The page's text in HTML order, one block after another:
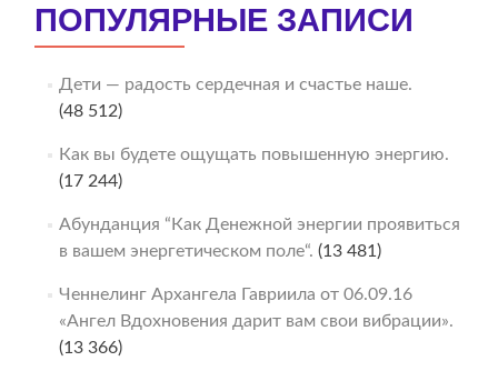
ПОПУЛЯРНЫЕ ЗАПИСИ
Дети — радость сердечная и счастье наше.
(48 512)
Как вы будете ощущать повышенную энергию.
(17 244)
Абунданция “Как Денежной энергии проявиться
в вашем энергетическом поле“. (13 481)
Ченнелинг Архангела Гавриила от 06.09.16
«Ангел Вдохновения дарит вам свои вибрации».
(13 366)